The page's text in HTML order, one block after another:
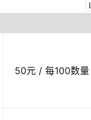
50元 / 每100数量